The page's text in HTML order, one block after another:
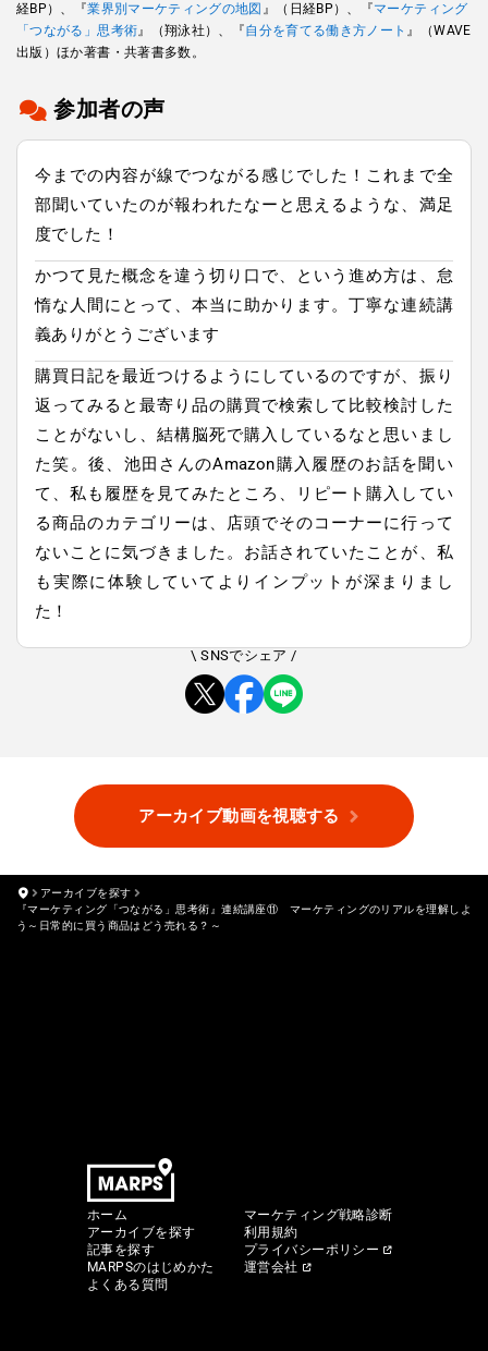
経BP）、『業界別マーケティングの地図 』（日経BP）、『マーケティング
「つながる」思考術』（翔泳社）、『自分を育てる働き方ノート 』（WAVE
出版）ほか著書・共著書多数。
参加者の声
今までの内容が線でつながる感じでした！これまで全
部聞いていたのが報われたなーと思えるような、満足
度でした！
かつて見た概念を違う切り口で、という進め方は、怠
惰な人間にとって、本当に助かります。丁寧な連続講
義ありがとうございます
購買日記を最近つけるようにしているのですが、振り
返ってみると最寄り品の購買で検索して比較検討した
ことがないし、結構脳死で購入しているなと思いまし
た笑。後、池田さんのAmazon購入履歴のお話を聞い
て、私も履歴を見てみたところ、リピート購入してい
る商品のカテゴリーは、店頭でそのコーナーに行って
ないことに気づきました。お話されていたことが、私
も実際に体験していてよりインプットが深まりまし
た！
\ SNSでシェア /
アーカイブ動画を視聴する
アーカイブを探す
『マーケティング「つながる」思考術』連続講座⑪ マーケティングのリアルを理解しよ
う～日常的に買う商品はどう売れる？～
ホーム
アーカイブを探す
記事を探す
MARPSのはじめかた
よくある質問
マーケティング戦略診断
利用規約
プライバシーポリシー
運営会社